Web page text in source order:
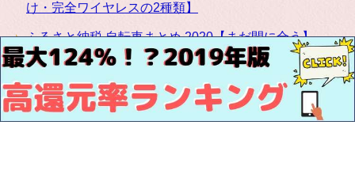
け・完全ワイヤレスの2種類】
ふるさと納税 自転車まとめ 2020【まだ間に合う】
ふるさと納税にカリモクの高級家具が登場！椅子・テ
ーブル・ベッドなど種類豊富です